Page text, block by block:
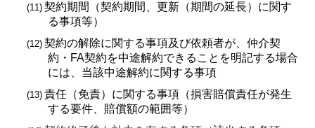
(11) 契約期間（契約期間、更新（期間の延長）に関す
る事項等）
(12) 契約の解除に関する事項及び依頼者が、仲介契
約・ FA契約を中途解約できることを明記する場合
には、当該中途解約に関する事項
(13) 責任（免責）に関する事項（損害賠償責任が発生
する要件、賠償額の範囲等）